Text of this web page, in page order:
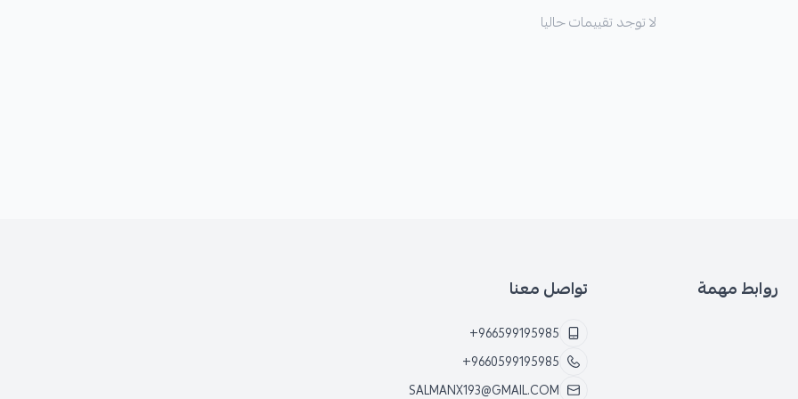
لا توجد تقييمات حاليا
روابط مهمة تواصل معنا
+966599195985
+9660599195985
SALMANX193@GMAIL.COM